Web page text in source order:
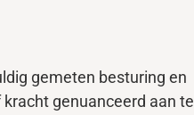
gemeten besturing en
genuanceerd aan te